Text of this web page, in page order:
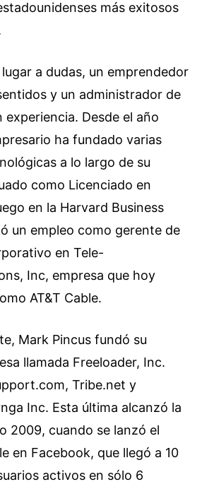
más exitosos
lugar a dudas, un emprendedor
y un administrador de
experiencia. Desde el año
ha fundado varias
a lo largo de su
como Licenciado en
en la Harvard Business
un empleo como gerente de
en Tele-
Inc, empresa que hoy
AT&T Cable.
Mark Pincus fundó su
llamada Freeloader, Inc.
Tribe.net y
Inc. Esta última alcanzó la
2009, cuando se lanzó el
en Facebook, que llegó a 10
activos en sólo 6